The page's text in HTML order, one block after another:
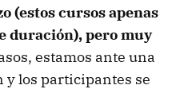
(estos cursos apenas
duración), pero muy
estamos ante una
los participantes se